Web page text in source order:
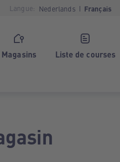
Langue: Nederlands Français
Magasins Liste de courses